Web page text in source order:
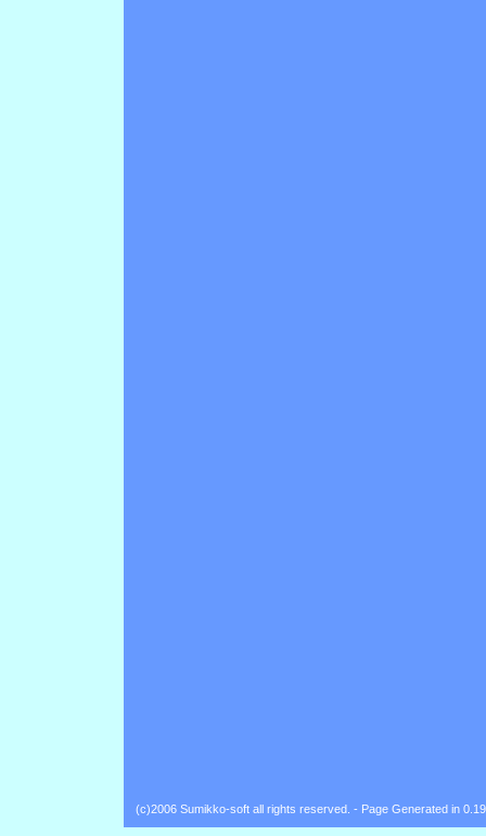
(c)2006 Sumikko-soft all rights reserved. - Page Generated in